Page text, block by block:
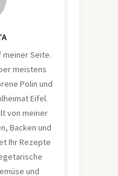
meiner Seite.
meistens
Polin und
Eifel.
von meiner
Backen und
Ihr Rezepte
und